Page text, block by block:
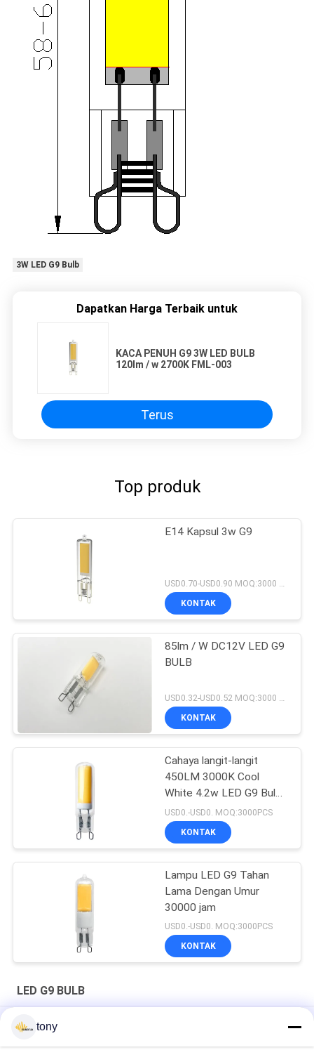
3W LED G9 Bulb
Dapatkan Harga Terbaik untuk
KACA PENUH G9 3W LED BULB
120lm / w 2700K FML-003
Terus
Top produk
E14 Kapsul 3w G9
USD0.70-USD0.90 MOQ:3000 pcs
KONTAK
85lm / W DC12V LED G9
BULB
KONTAK
Cahaya langit-langit
450LM 3000K Cool
White 4.2w LED G9 Bulb
Capsule
USD0.-USD0. MOQ:3000PCS
KONTAK
Lampu LED G9 Tahan
Lama Dengan Umur
30000 jam
USD0.-USD0. MOQ:3000PCS
KONTAK
LED G9 BULB
Penerangan Dalam Ruangan Kaca Penuh 13.3mm 2w 120lm /
W 2700k LED G9 BULB
tony